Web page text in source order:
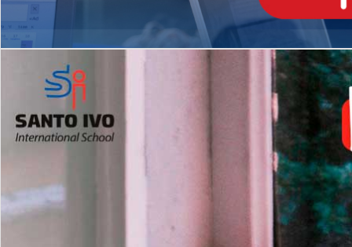
Matrículas Abertas 2026
2º AO 5º ANO FUNDAMENTAL
es
Com imersão Bilingue - Anos
Finais